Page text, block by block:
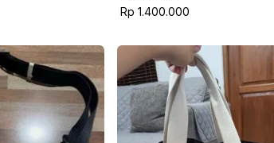
Rp 1.400.000